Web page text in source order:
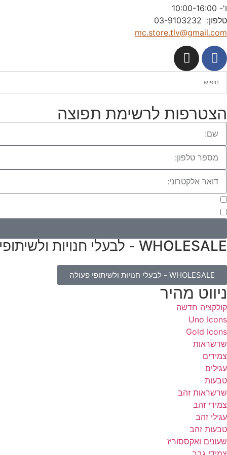
ו'- 10:00-16:00
טלפון: 03-9103232
mc.store.tlv@gmail.com
הצטרפות לרשימת תפוצה
WHOLESALE - לבעלי חנויות ולשיתופי פעולה
WHOLESALE - לבעלי חנויות ולשיתופי פעולה
ניווט מהיר
קולקציה חדשה
Uno Icons
Gold Icons
שרשראות
צמידים
עגילים
טבעות
שרשראות זהב
צמידי זהב
עגילי זהב
טבעות זהב
שעונים ואקססוריז